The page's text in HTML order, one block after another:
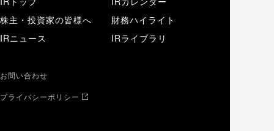
株主・投資家の皆様へ
IRニュース
財務ハイライト
IRライブラリ
お問い合わせ
プライバシーポリシー